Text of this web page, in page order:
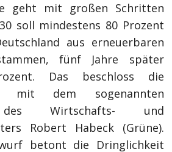
geht mit großen Schritten
soll mindestens 80 Prozent
aus erneuerbaren
fünf Jahre später
Das beschloss die
mit dem sogenannten
des Wirtschafts- und
Robert Habeck (Grüne).
betont die Dringlichkeit